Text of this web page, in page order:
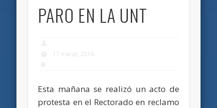
PARO EN LA UNT
17 marzo, 2016
Esta mañana se realizó un acto de
protesta en el Rectorado en reclamo